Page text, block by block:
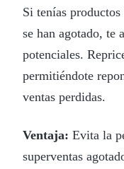
Si tenías
se han agotado, te
potenciales.
permitiéndote
ventas perdidas.
Ventaja: Evita la
superventas